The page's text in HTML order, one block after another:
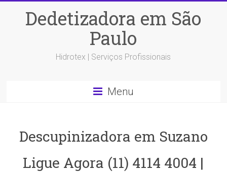
Dedetizadora em São
Paulo
Hidrotex | Serviços Profissionais
Menu
Descupinizadora em Suzano
Ligue Agora (11) 4114 4004 |